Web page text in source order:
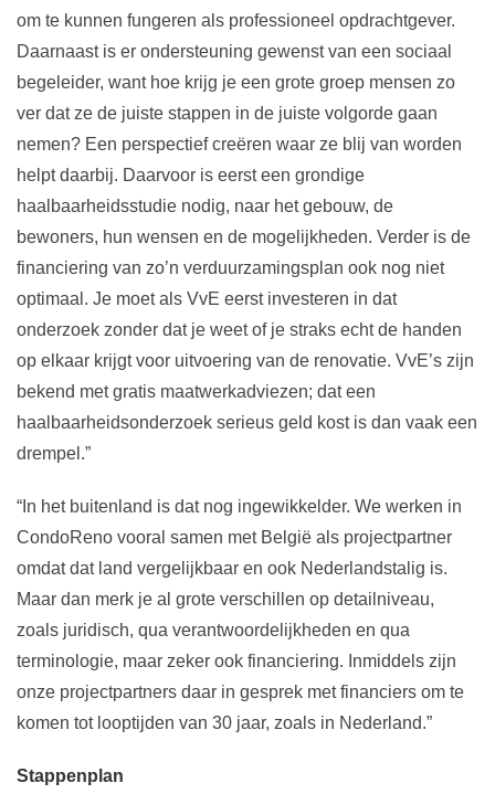
om te kunnen fungeren als professioneel opdrachtgever.
Daarnaast is er ondersteuning gewenst van een sociaal
begeleider, want hoe krijg je een grote groep mensen zo
ver dat ze de juiste stappen in de juiste volgorde gaan
nemen? Een perspectief creëren waar ze blij van worden
helpt daarbij. Daarvoor is eerst een grondige
haalbaarheidsstudie nodig, naar het gebouw, de
bewoners, hun wensen en de mogelijkheden. Verder is de
financiering van zo’n verduurzamingsplan ook nog niet
optimaal. Je moet als VvE eerst investeren in dat
onderzoek zonder dat je weet of je straks echt de handen
op elkaar krijgt voor uitvoering van de renovatie. VvE’s zijn
bekend met gratis maatwerkadviezen; dat een
haalbaarheidsonderzoek serieus geld kost is dan vaak een
drempel.”
“In het buitenland is dat nog ingewikkelder. We werken in
CondoReno vooral samen met België als projectpartner
omdat dat land vergelijkbaar en ook Nederlandstalig is.
Maar dan merk je al grote verschillen op detailniveau,
zoals juridisch, qua verantwoordelijkheden en qua
terminologie, maar zeker ook financiering. Inmiddels zijn
onze projectpartners daar in gesprek met financiers om te
komen tot looptijden van 30 jaar, zoals in Nederland.”
Stappenplan